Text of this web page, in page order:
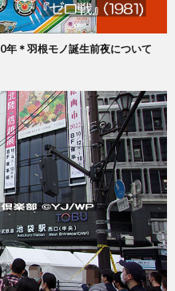
年＊羽根モノ誕生前夜について